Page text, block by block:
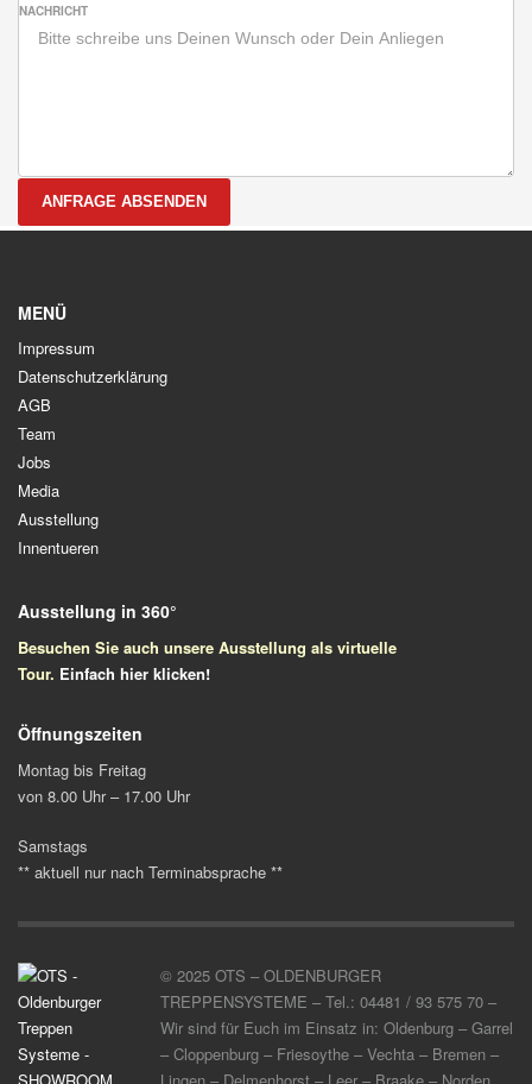
NACHRICHT
ANFRAGE ABSENDEN
MENÜ
Impressum
Datenschutzerklärung
AGB
Team
Jobs
Media
Ausstellung
Innentueren
Ausstellung in 360°
Besuchen Sie auch unsere Ausstellung als virtuelle
Tour. Einfach hier klicken!
Öffnungszeiten
Montag bis Freitag
von 8.00 Uhr – 17.00 Uhr
Samstags
** aktuell nur nach Terminabsprache **
© 2025 OTS – OLDENBURGER
TREPPENSYSTEME – Tel.: 04481 / 93 575 70 –
Wir sind für Euch im Einsatz in: Oldenburg – Garrel
– Cloppenburg – Friesoythe – Vechta – Bremen –